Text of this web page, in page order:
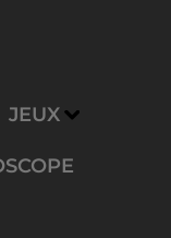
JEUX